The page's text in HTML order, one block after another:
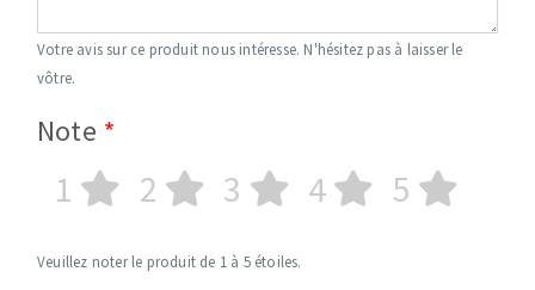
Votre avis sur ce produit nous intéresse. N'hésitez pas à laisser le
vôtre.
Note
1 2 3 4 5
Veuillez noter le produit de 1 à 5 étoiles.